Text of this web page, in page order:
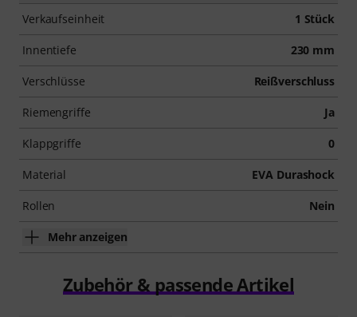
Verkaufseinheit 1 Stück
Innentiefe 230 mm
Verschlüsse Reißverschluss
Riemengriffe Ja
Klappgriffe 0
Material EVA Durashock
Rollen Nein
Mehr anzeigen
Zubehör & passende Artikel